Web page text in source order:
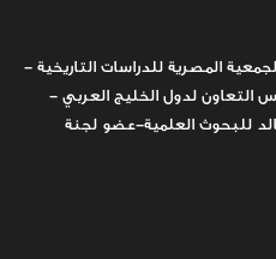
المصرية للدراسات التاريخية -
التعاون لدول الخليج العربي -
للبحوث العلمية-عضو لجنة